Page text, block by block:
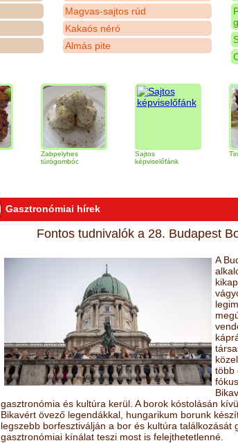
Magvas-sajtos rúd
Kakaós néró
Almás pite
Zabpelyhes
túrógombóc
képviselőfánk
Tiramisu
Gasztronómiai hírek
Fontos tudnivalók a 28. Budapest
A
több
gasztronómia és kultúra kerül. A borok kóstolásán
Bikavért övező legendákkal, hungarikum borunk
legszebb borfesztiválján a bor és kultúra találkozását
gasztronómiai kínálat teszi most is felejthetetlenné.